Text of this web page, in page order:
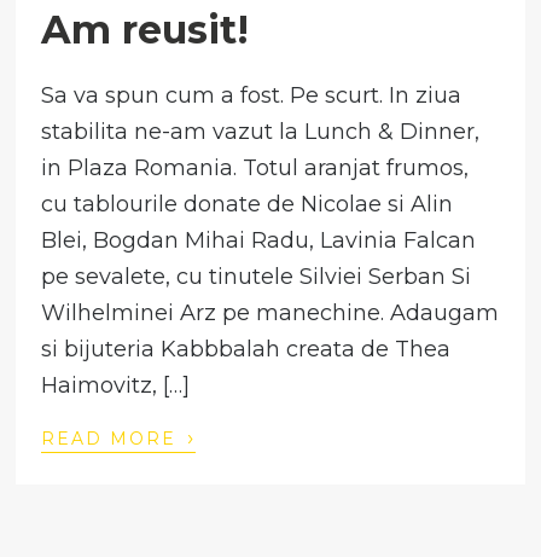
Am reusit!
Sa va spun cum a fost. Pe scurt. In ziua
stabilita ne-am vazut la Lunch & Dinner,
in Plaza Romania. Totul aranjat frumos,
cu tablourile donate de Nicolae si Alin
Blei, Bogdan Mihai Radu, Lavinia Falcan
pe sevalete, cu tinutele Silviei Serban Si
Wilhelminei Arz pe manechine. Adaugam
si bijuteria Kabbbalah creata de Thea
Haimovitz, […]
READ MORE ›